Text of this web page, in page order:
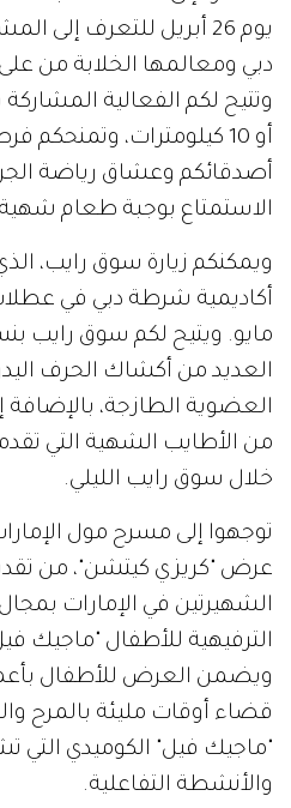
يوم 26 أبريل للتعرف إلى
دبي ومعالمها الخلابة من
أو 10 كيلومترات،
أصدقائكم وعشاق رياضة
الاستمتاع بوجبة طعام
ويمكنكم زيارة سوق رايب،
مايو. ويتيح لكم سوق رايب
العديد من أكشاك الحرف
العضوية الطازجة،
من الأطايب الشهية التي
خلال سوق رايب الليلي.
عرض "كريزي كيتشن"، من
الشهيرتين في الإمارات
الترفيهية للأطفال "ماجيك
قضاء أوقات مليئة بالمرح
"ماجيك فيل" الكوميدي التي
والأنشطة التفاعلية.